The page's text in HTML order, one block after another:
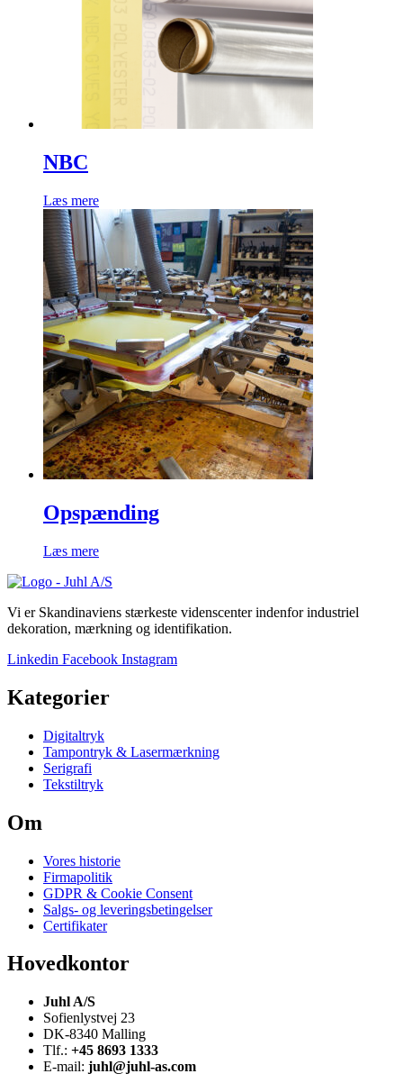
NBC
Læs mere
Opspænding
Læs mere
Vi er Skandinaviens stærkeste videnscenter indenfor industriel
dekoration, mærkning og identifikation.
Linkedin Facebook Instagram
Kategorier
Digitaltryk
Tampontryk & Lasermærkning
Serigrafi
Tekstiltryk
Om
Vores historie
Firmapolitik
GDPR & Cookie Consent
Salgs- og leveringsbetingelser
Certifikater
Hovedkontor
Juhl A/S
Sofienlystvej 23
DK-8340 Malling
Tlf.: +45 8693 1333
E-mail: juhl@juhl-as.com